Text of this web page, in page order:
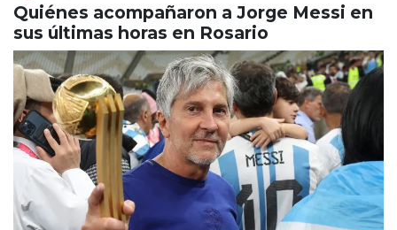
Quiénes acompañaron a Jorge Messi en
sus últimas horas en Rosario